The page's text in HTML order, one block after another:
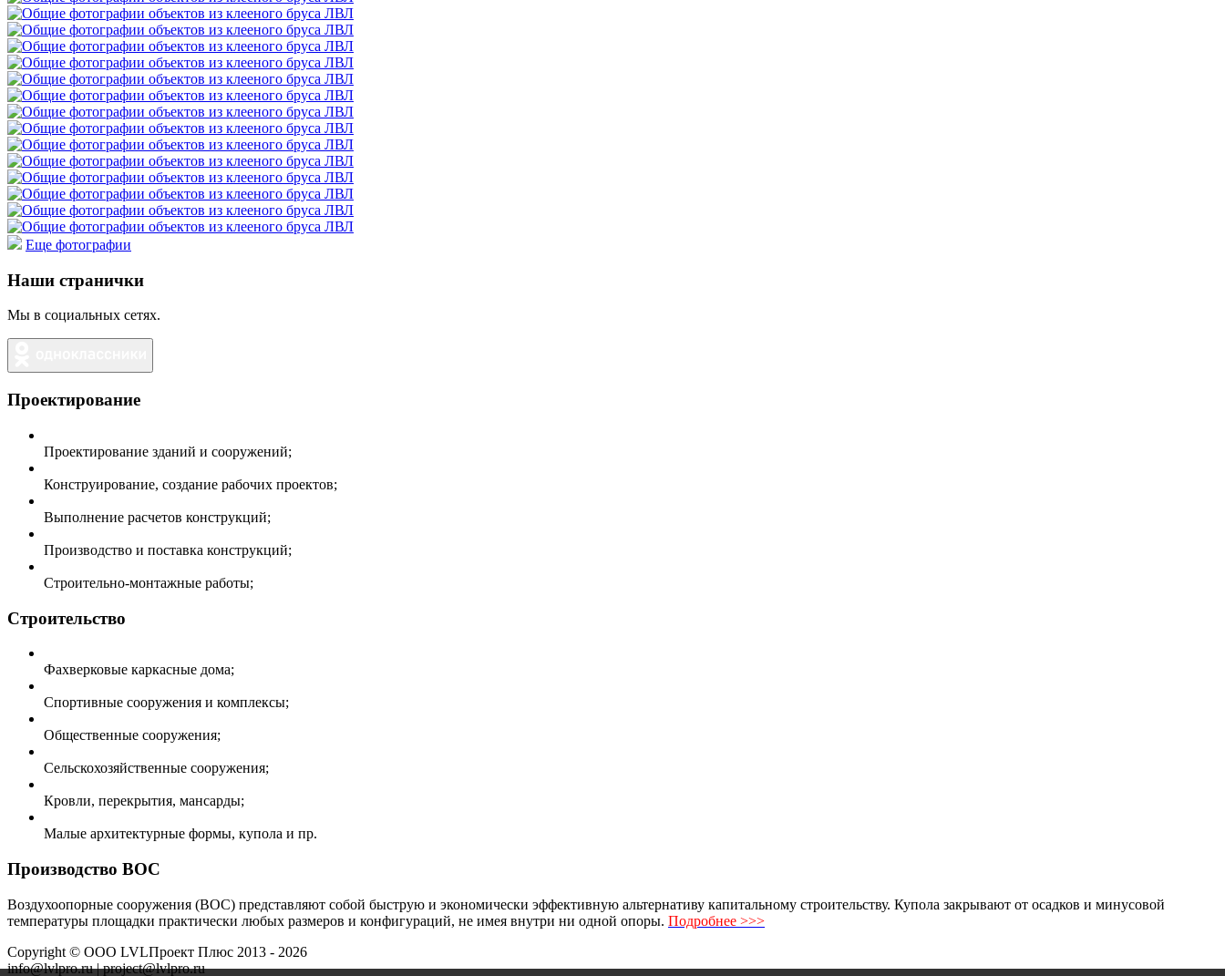
Еще фотографии
Наши странички
Мы в социальных сетях.
Проектирование
Проектирование зданий и сооружений;
Конструирование, создание рабочих проектов;
Выполнение расчетов конструкций;
Производство и поставка конструкций;
Строительно-монтажные работы;
Строительство
Фахверковые каркасные дома;
Спортивные сооружения и комплексы;
Общественные сооружения;
Сельскохозяйственные сооружения;
Кровли, перекрытия, мансарды;
Малые архитектурные формы, купола и пр.
Производство ВОС
Воздухоопорные сооружения (ВОС) представляют собой быструю и экономически эффективную альтернативу капитальному строительству. Купола закрывают от осадков и минусовой
температуры площадки практически любых размеров и конфигураций, не имея внутри ни одной опоры. Подробнее >>>
Copyright © ООО LVLПроект Плюс 2013 - 2026
info@lvlpro.ru | project@lvlpro.ru